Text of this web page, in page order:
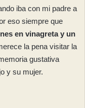
iba con mi padre a
eso siempre que
en vinagreta y un
la pena visitar la
gustativa
y su mujer.